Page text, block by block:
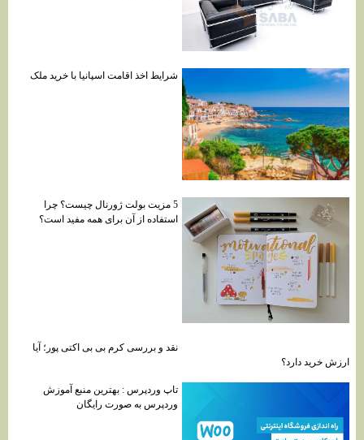
شرایط اخذ اقامت اسپانیا با خرید ملک
5 مزیت بولت ژورنال چیست؟ چرا
استفاده از آن برای همه مفید است؟
نقد و بررسی کرم بی بی اکتی پور؛ آیا
ارزش خرید دارد؟
تاپ وردپرس : بهترین منبع آموزش
وردپرس به صورت رایگان